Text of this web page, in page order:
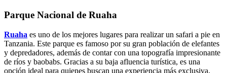
Parque Nacional de Ruaha
Ruaha es uno de los mejores lugares para realizar un safari a pie en
Tanzania. Este parque es famoso por su gran población de elefantes
y depredadores, además de contar con una topografía impresionante
de ríos y baobabs. Gracias a su baja afluencia turística, es una
opción ideal para quienes buscan una experiencia más exclusiva.